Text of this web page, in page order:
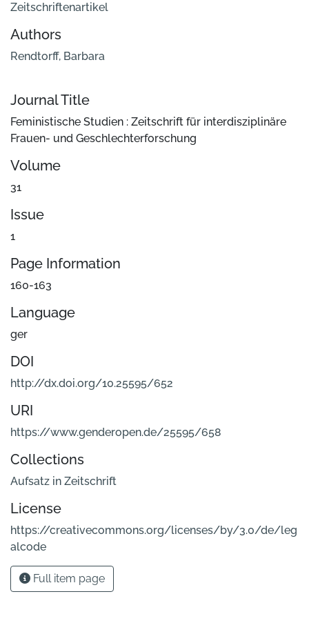
Zeitschriftenartikel
Authors
Rendtorff, Barbara
Journal Title
Feministische Studien : Zeitschrift für interdisziplinäre
Frauen- und Geschlechterforschung
Volume
31
Issue
1
Page Information
160-163
Language
ger
DOI
http://dx.doi.org/10.25595/652
URI
https://www.genderopen.de/25595/658
Collections
Aufsatz in Zeitschrift
License
https://creativecommons.org/licenses/by/3.0/de/leg
alcode
Full item page